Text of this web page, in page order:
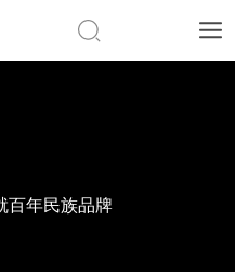
百年民族品牌